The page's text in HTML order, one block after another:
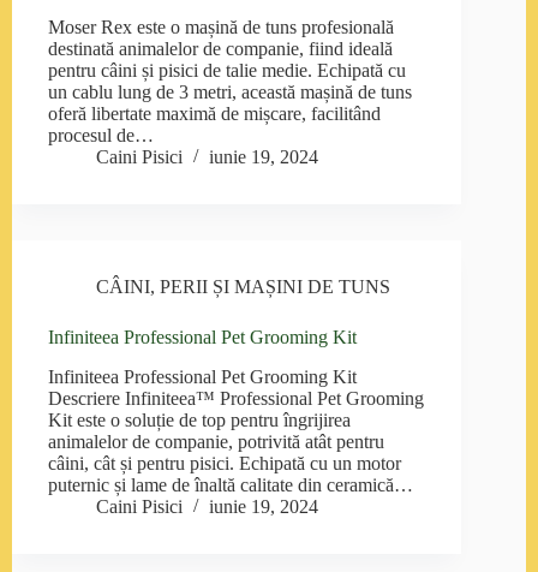
Moser Rex este o mașină de tuns profesională
destinată animalelor de companie, fiind ideală
pentru câini și pisici de talie medie. Echipată cu
un cablu lung de 3 metri, această mașină de tuns
oferă libertate maximă de mișcare, facilitând
procesul de…
Caini Pisici
iunie 19, 2024
CÂINI, PERII ȘI MAȘINI DE TUNS
Infiniteea Professional Pet Grooming Kit
Infiniteea Professional Pet Grooming Kit
Descriere Infiniteea™️ Professional Pet Grooming
Kit este o soluție de top pentru îngrijirea
animalelor de companie, potrivită atât pentru
câini, cât și pentru pisici. Echipată cu un motor
puternic și lame de înaltă calitate din ceramică…
Caini Pisici
iunie 19, 2024